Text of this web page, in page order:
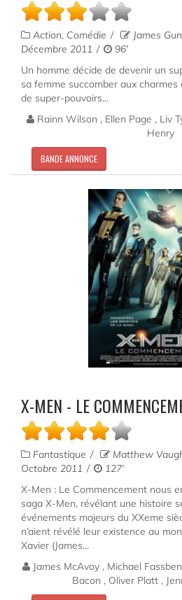
Action, Comédie James
Décembre 2011
96'
Un homme décide de devenir un
sa femme succomber aux charmes
de super-pouvoirs...
Rainn Wilson , Ellen Page , Liv
Henry
BANDE ANNONCE
X-MEN - LE
Fantastique Matthew
Octobre 2011
127'
X-Men : Le Commencement nous
saga X-Men, révélant une histoire
événements majeurs du XXeme
n’aient révélé leur existence au
Xavier (James...
James McAvoy , Michael
Bacon , Oliver Platt ,